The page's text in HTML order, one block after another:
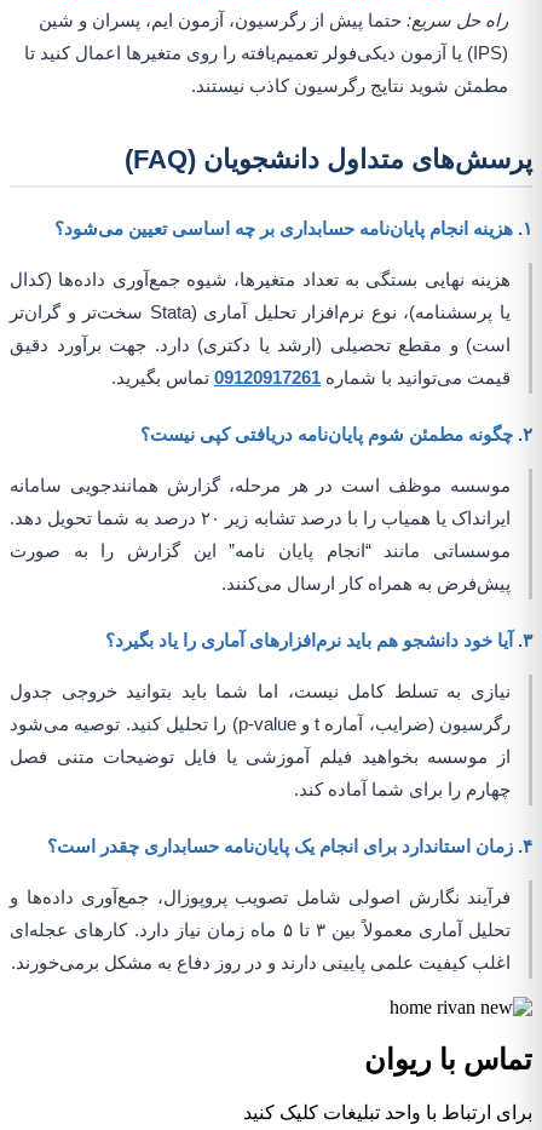
راه حل سریع: حتما پیش از رگرسیون، آزمون ایم، پسران و شین
(IPS) یا آزمون دیکی‌فولر تعمیم‌یافته را روی متغیرها اعمال کنید تا
مطمئن شوید نتایج رگرسیون کاذب نیستند.
پرسش‌های متداول دانشجویان (FAQ)
۱. هزینه انجام پایان‌نامه حسابداری بر چه اساسی تعیین می‌شود؟
هزینه نهایی بستگی به تعداد متغیرها، شیوه جمع‌آوری داده‌ها (کدال
یا پرسشنامه)، نوع نرم‌افزار تحلیل آماری (Stata سخت‌تر و گران‌تر
است) و مقطع تحصیلی (ارشد یا دکتری) دارد. جهت برآورد دقیق
قیمت می‌توانید با شماره 09120917261 تماس بگیرید.
۲. چگونه مطمئن شوم پایان‌نامه دریافتی کپی نیست؟
موسسه موظف است در هر مرحله، گزارش همانندجویی سامانه
ایرانداک یا همیاب را با درصد تشابه زیر ۲۰ درصد به شما تحویل دهد.
موسساتی مانند “انجام پایان نامه” این گزارش را به صورت
پیش‌فرض به همراه کار ارسال می‌کنند.
۳. آیا خود دانشجو هم باید نرم‌افزارهای آماری را یاد بگیرد؟
نیازی به تسلط کامل نیست، اما شما باید بتوانید خروجی جدول
رگرسیون (ضرایب، آماره t و p-value) را تحلیل کنید. توصیه می‌شود
از موسسه بخواهید فیلم آموزشی یا فایل توضیحات متنی فصل
چهارم را برای شما آماده کند.
۴. زمان استاندارد برای انجام یک پایان‌نامه حسابداری چقدر است؟
فرآیند نگارش اصولی شامل تصویب پروپوزال، جمع‌آوری داده‌ها و
تحلیل آماری معمولاً بین ۳ تا ۵ ماه زمان نیاز دارد. کارهای عجله‌ای
اغلب کیفیت علمی پایینی دارند و در روز دفاع به مشکل برمی‌خورند.
تماس با ریوان
برای ارتباط با واحد تبلیغات کلیک کنید